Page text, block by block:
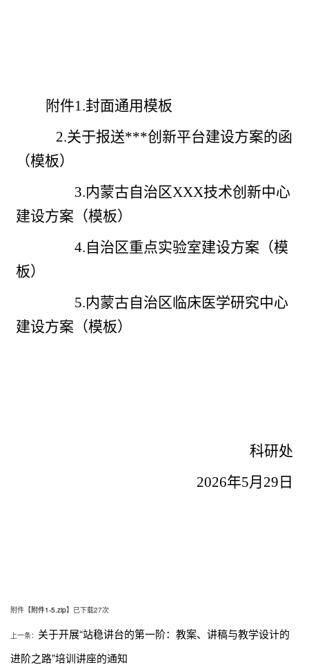
附件1.封面通用模板
2.关于报送***创新平台建设方案的函
（模板）
3.内蒙古自治区XXX技术创新中心
建设方案 （模板）
4.自治区重点实验室建设方案（模
板）
5.内蒙古自治区临床医学研究中心
建设方案（模板）
科研处
2026年5月29日
附件【附件1-5.zip】已下载27次
上一条： 关于开展“站稳讲台的第一阶：教案、讲稿与教学设计的
进阶之路”培训讲座的通知